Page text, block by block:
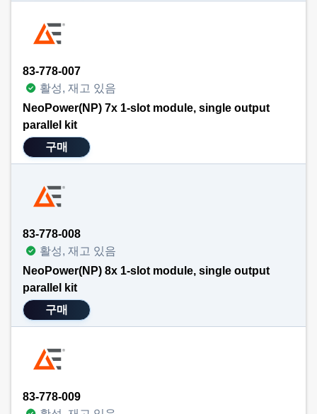
83-778-007
활성, 재고 있음
NeoPower(NP) 7x 1-slot module, single output
parallel kit
구매
83-778-008
활성, 재고 있음
NeoPower(NP) 8x 1-slot module, single output
parallel kit
구매
83-778-009